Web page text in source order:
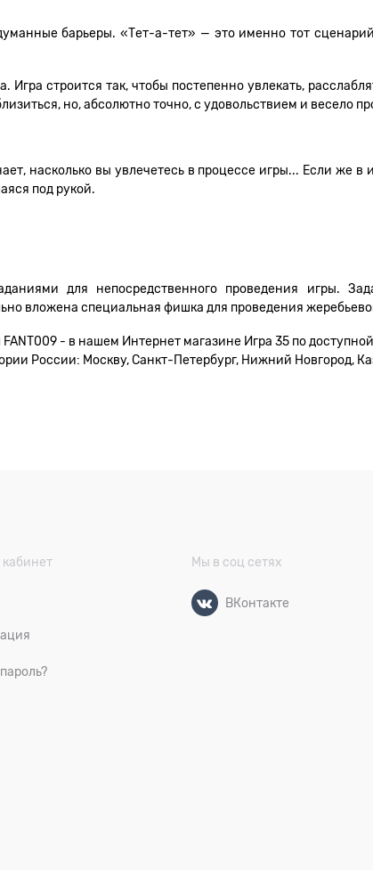
барьеры. «Тет-а-тет» — это именно тот
строится так, чтобы постепенно увлекать,
но, абсолютно точно, с удовольствием и весело
насколько вы увлечетесь в процессе игры... Если же в
под рукой.
для непосредственного проведения игры.
вложена специальная фишка для проведения
- в нашем Интернет магазине Игра 35 по
России: Москву, Санкт-Петербург, Нижний Новгород,
Мы в соц сетях
ВКонтакте